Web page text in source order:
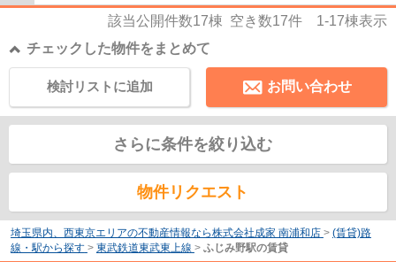
該当公開件数17棟 空き数17件 1-17棟表示
チェックした物件をまとめて
お問い合わせ
検討リストに追加
さらに条件を絞り込む
物件リクエスト
埼玉県内、西東京エリアの不動産情報なら株式会社成家 南浦和店 > (賃貸)路
線・駅から探す > 東武鉄道東武東上線 > ふじみ野駅の賃貸